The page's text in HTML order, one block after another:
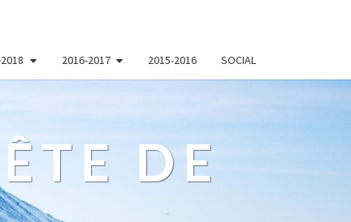
2016-2017 2015-2016 SOCIAL
DE